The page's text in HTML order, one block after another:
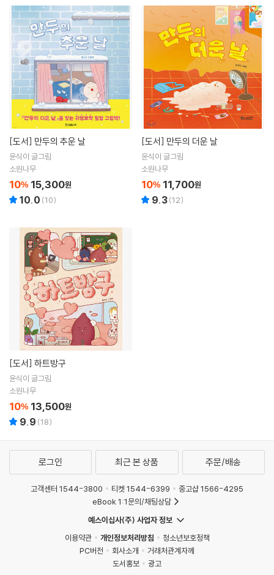
[도서] 만두의 추운 날
윤식이 글그림
소원나무
10% 15,300원
10.0 (10)
[도서] 만두의 더운 날
윤식이 글그림
소원나무
10% 11,700원
9.3(12)
[도서] 하트방구
윤식이 글그림
소원나무
10% 13,500원
9.9 (18)
로그인 최근 본 상품 주문/배송
고객센터 1544-3800 티켓 1544-6399
중고샵 1566-4295
eBook 1:1문의/채팅상담
예스이십사(주) 사업자 정보
이용약관
개인정보처리방침
청소년보호정책
PC버전
회사소개
거래처관계자께
도서홍보
광고